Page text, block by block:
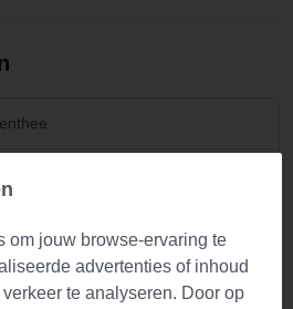
om jouw browse-ervaring te
advertenties of inhoud
te analyseren. Door op